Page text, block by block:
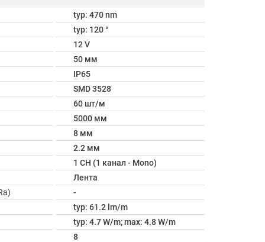
typ: 470 nm
typ: 120 °
12 V
50 мм
IP65
SMD 3528
60 шт/м
5000 мм
8 мм
2.2 мм
1 CH (1 канал - Mono)
Лента
-
typ: 61.2 lm/m
typ: 4.7 W/m; max: 4.8 W/m
8